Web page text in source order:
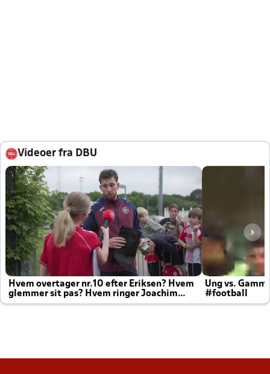
Videoer fra DBU
Hvem overtager nr.10 efter Eriksen? Hvem
glemmer sit pas? Hvem ringer Joachim
altid til efter kampe?
Ung vs.
#football